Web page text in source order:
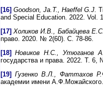
[16] Goodson, Ja.T., Haeffel G.J.
and Special Education. 2022. Vol.
[17] Холиков И.В., Бабайцева Е.С.
право. 2020. № 2(60). С. 78-86.
[18] Новиков Н.С., Утюганов
государства и права. 2022. Т. 6,
[19] Гузенко В.Л., Фаттахов
академии имени